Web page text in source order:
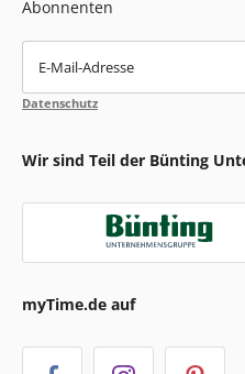
Abonnenten
E-Mail-Adresse
Datenschutz
Wir sind Teil der Bünting
myTime.de auf